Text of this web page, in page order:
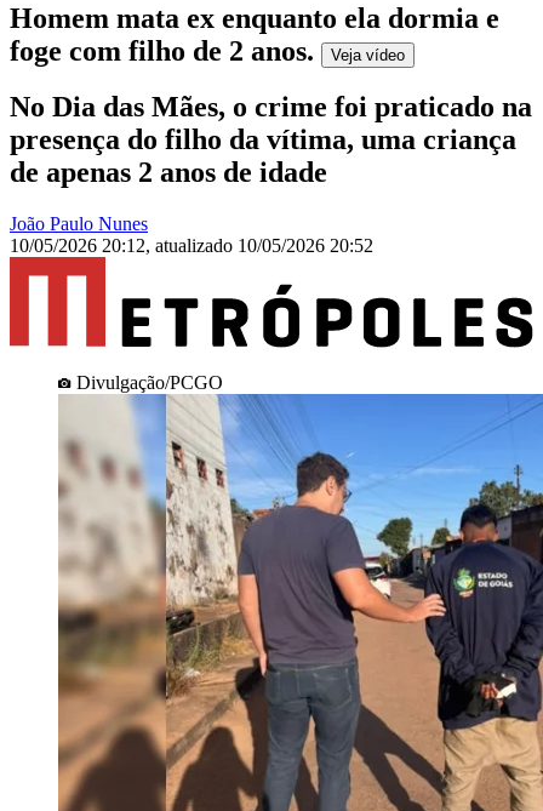
Homem mata ex enquanto ela dormia e
foge com filho de 2 anos. Veja vídeo
No Dia das Mães, o crime foi praticado na
presença do filho da vítima, uma criança
de apenas 2 anos de idade
João Paulo Nunes
10/05/2026 20:12, atualizado 10/05/2026 20:52
Divulgação/PCGO